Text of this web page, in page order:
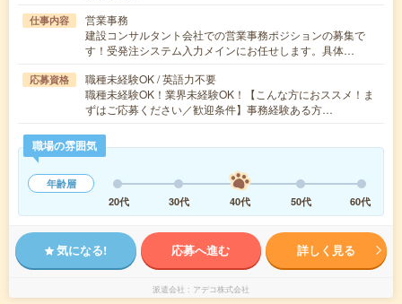
仕事内容
営業事務
建設コンサルタント会社での営業事務ポジションの募集で
す！受発注システム入力メインにお任せします。具体…
応募資格
職種未経験OK / 英語力不要
職種未経験OK！業界未経験OK！【こんな方におススメ！ま
ずはご応募ください／歓迎条件】事務経験ある方…
職場の雰囲気
年齢層
20代
30代 40代 50代 60代
気になる! 応募へ進む 詳しく見る
派遣会社 アデコ株式会社